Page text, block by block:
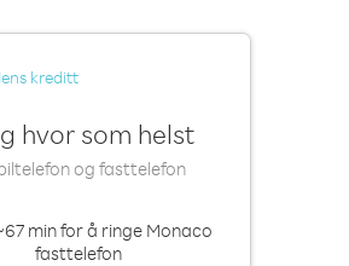
kreditt
hvor som helst
og fasttelefon
minfor å ringe Monaco
fasttelefon